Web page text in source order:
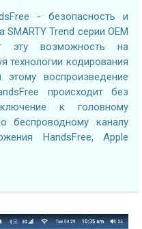
- безопасность и
Trend серии OEM
эту возможность на
технологии кодирования
этому воспроизведение
происходит без
к головному
беспроводному каналу
HandsFree, Apple